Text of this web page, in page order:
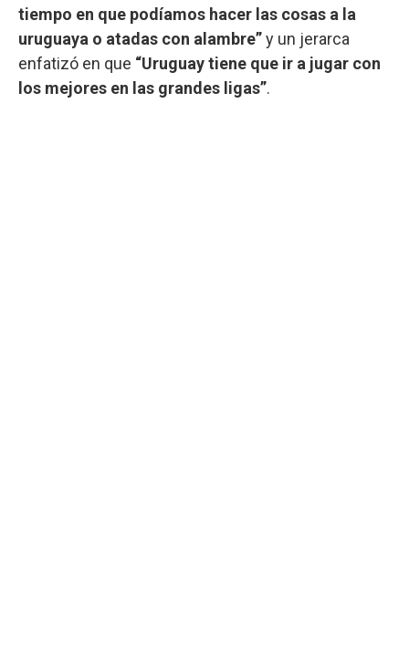
tiempo en que podíamos hacer las cosas a la
uruguaya o atadas con alambre”y un jerarca
enfatizó en que “Uruguay tiene que ir a jugar con
los mejores en las grandes ligas”.